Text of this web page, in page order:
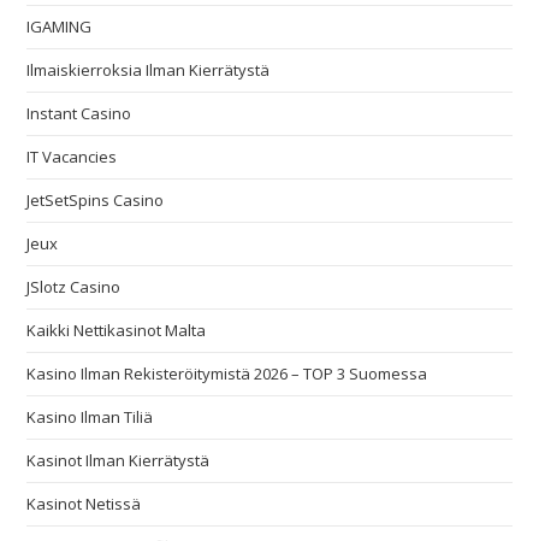
IGAMING
Ilmaiskierroksia Ilman Kierrätystä
Instant Casino
IT Vacancies
JetSetSpins Casino
Jeux
JSlotz Casino
Kaikki Nettikasinot Malta
Kasino Ilman Rekisteröitymistä 2026 – TOP 3 Suomessa
Kasino Ilman Tiliä
Kasinot Ilman Kierrätystä
Kasinot Netissä